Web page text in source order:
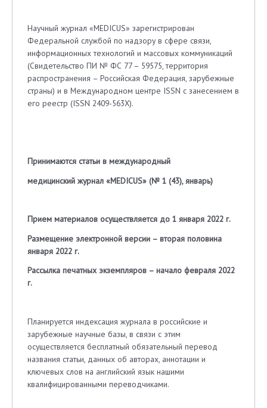
Научный журнал «MEDICUS» зарегистрирован
Федеральной службой по надзору в сфере связи,
информационных технологий и массовых коммуникаций
(Свидетельство ПИ № ФС 77 – 59575, территория
распространения – Российская Федерация, зарубежные
страны) и в Международном центре ISSN с занесением в
его реестр (ISSN 2409-563X).
Принимаются статьи в международный
медицинский журнал «MEDICUS» (№ 1 (43), январь)
Прием материалов осуществляется до 1 января 2022 г.
Размещение электронной версии – вторая половина
января 2022 г.
Рассылка печатных экземпляров – начало февраля 2022
г.
Планируется индексация журнала в российские и
зарубежные научные базы, в связи с этим
осуществляется бесплатный обязательный перевод
названия статьи, данных об авторах, аннотации и
ключевых слов на английский язык нашими
квалифицированными переводчиками.